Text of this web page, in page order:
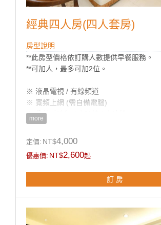
經典四人房(四人套房)
房型說明
**此房型價格依訂購人數提供早餐服務。
**可加人，最多可加2位。
※ 液晶電視 / 有線頻道
※ 寬頻上網 (需自備電腦)
※ 分離式冷氣 / 小吧檯 / 小冰箱
※ 盥洗用具 / 吹風機
※ 電熱水瓶 / 茶包 / 咖啡包 / 礦泉水
**國旅卡訂房請於下單同時勾選備註即可。
more
定價: NT$4,000
優惠價: NT$2,600起
訂 房